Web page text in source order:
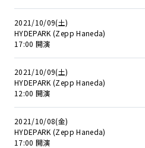
2021/10/09(土)
HYDEPARK (Zepp Haneda)
17:00 開演
2021/10/09(土)
HYDEPARK (Zepp Haneda)
12:00 開演
2021/10/08(金)
HYDEPARK (Zepp Haneda)
17:00 開演